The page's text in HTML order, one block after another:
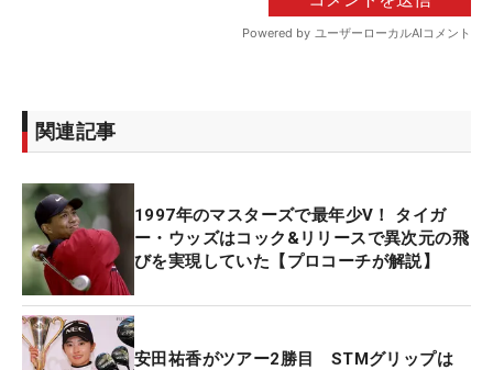
関連記事
1997年のマスターズで最年少V！ タイガ
ー・ウッズはコック&リリースで異次元の飛
びを実現していた【プロコーチが解説】
安田祐香がツアー2勝目 STMグリップは